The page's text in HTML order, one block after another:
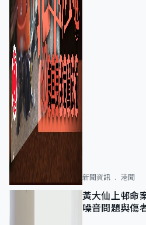
新聞資訊 港聞
黃大仙上邨命
噪音問題與傷